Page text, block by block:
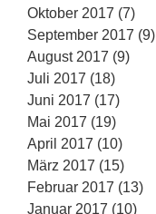
Oktober 2017 (7)
September 2017 (9)
August 2017 (9)
Juli 2017 (18)
Juni 2017 (17)
Mai 2017 (19)
April 2017 (10)
März 2017 (15)
Februar 2017 (13)
Januar 2017 (10)